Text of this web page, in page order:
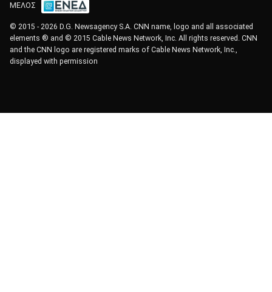
ΜΕΛΟΣ
© 2015 - 2026 D.G. Newsagency S.A. CNN name, logo and all associated
elements ® and © 2015 Cable News Network, Inc. All rights reserved. CNN
and the CNN logo are registered marks of Cable News Network, Inc.,
displayed with permission